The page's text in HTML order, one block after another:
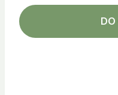
DO